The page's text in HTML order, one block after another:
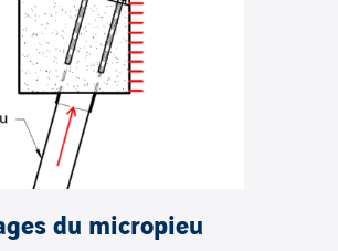
du micropieu